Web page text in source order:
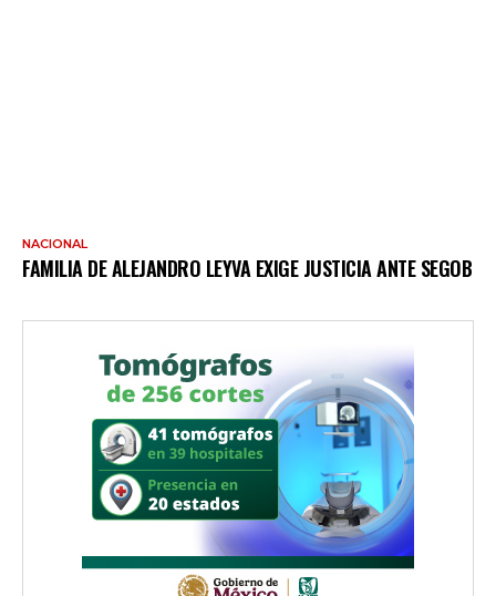
NACIONAL
FAMILIA DE ALEJANDRO LEYVA EXIGE JUSTICIA ANTE SEGOB